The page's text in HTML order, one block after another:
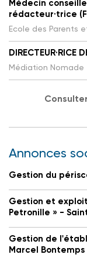
Médecin
rédacteur·trice
Ecole des Parents
DIRECTEUR·RICE
Médiation Nomade
Annonces
Gestion du
Gestion et
Petronille » -
Gestion de
Marcel